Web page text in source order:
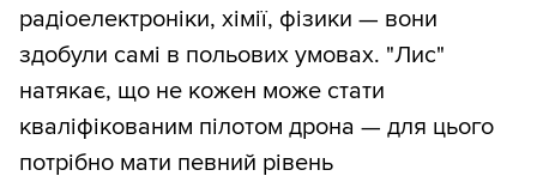
радіоелектроніки, хімії, фізики — вони
здобули самі в польових умовах. "Лис"
натякає, що не кожен може стати
кваліфікованим пілотом дрона — для цього
потрібно мати певний рівень